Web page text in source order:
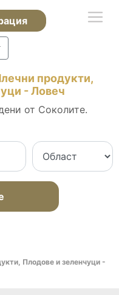
продукти,
- Ловеч
от Соколите.
Плодове и зеленчуци -